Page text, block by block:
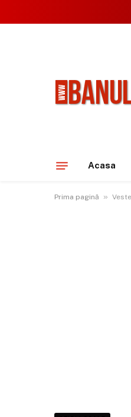
Acasa
Prima pagină »